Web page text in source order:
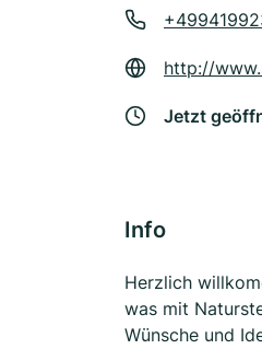
http://
Jetzt
Info
Herzlich
was mit
Wünsche und